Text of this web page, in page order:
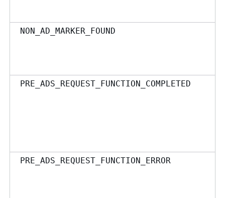
NON_AD_MARKER_FOUND
PRE_ADS_REQUEST_FUNCTION_COMPLETED
PRE_ADS_REQUEST_FUNCTION_ERROR